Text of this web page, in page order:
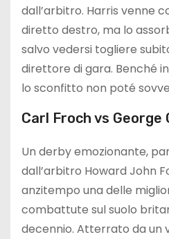
dall’arbitro. Harris venne
diretto destro, ma lo
salvo vedersi togliere
direttore di gara. Benché
lo sconfitto non poté
Carl Froch vs George
Un derby emozionante,
dall’arbitro Howard John
anzitempo una delle
combattute sul suolo
decennio. Atterrato da un